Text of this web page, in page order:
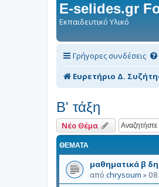
E-selides.gr
Εκπαιδευτικό Υλικό
Γρήγορες συνδέσεις
Ευρετήριο Δ.
Β' τάξη
Νέο Θέμα
ΘΈΜΑΤΑ
μαθηματικά β
από chrysoum »